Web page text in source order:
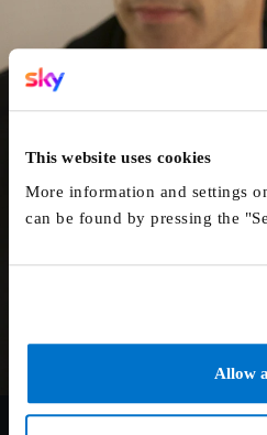
This website uses cookies
More information and settings
can be found by pressing the
Allow
6/10 2004 86